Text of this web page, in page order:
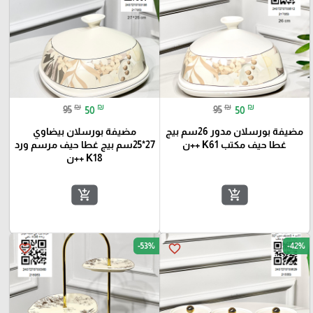
95 ₪ 50 ₪
مضيفة بورسلان مدور 26سم بيج
غطا حيف مكتب K61 ++ن
add_shopping_cart
95 ₪ 50 ₪
مضيفة بورسلان بيضاوي
27*25سم بيج غطا حيف مرسم ورد
K18 ++ن
add_shopping_cart
favorite_border -42%
favorite_border -53%